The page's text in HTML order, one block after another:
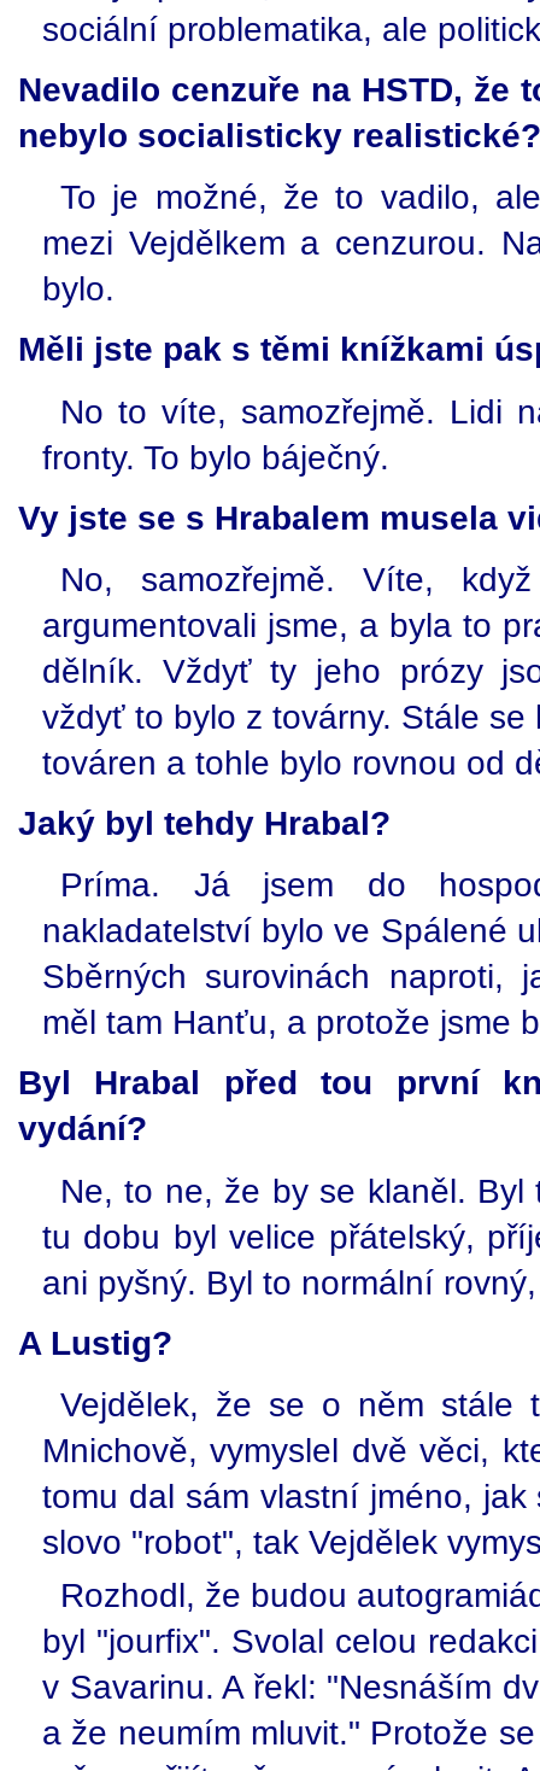
sociální problematika, ale
Nevadilo cenzuře na HSTD,
nebylo socialisticky realistické?
To je možné, že to vadilo,
mezi Vejdělkem a cenzurou.
bylo.
Měli jste pak s těmi knížkami
No to víte, samozřejmě. Lidi
fronty. To bylo báječný.
Vy jste se s Hrabalem musela
No, samozřejmě. Víte,
argumentovali jsme, a byla to
dělník. Vždyť ty jeho prózy
vždyť to bylo z továrny. Stále
továren a tohle bylo rovnou od
Jaký byl tehdy Hrabal?
Príma. Já jsem do
nakladatelství bylo ve Spálené
Sběrných surovinách naproti,
měl tam Hanťu, a protože jsme
Byl Hrabal před tou první
vydání?
Ne, to ne, že by se klaněl. Byl
tu dobu byl velice přátelský,
ani pyšný. Byl to normální
A Lustig?
Vejdělek, že se o něm stále
Mnichově, vymyslel dvě věci,
tomu dal sám vlastní jméno,
slovo "robot", tak Vejdělek
Rozhodl, že budou
byl "jourfix". Svolal celou
v Savarinu. A řekl: "Nesnáším
a že neumím mluvit." Protože